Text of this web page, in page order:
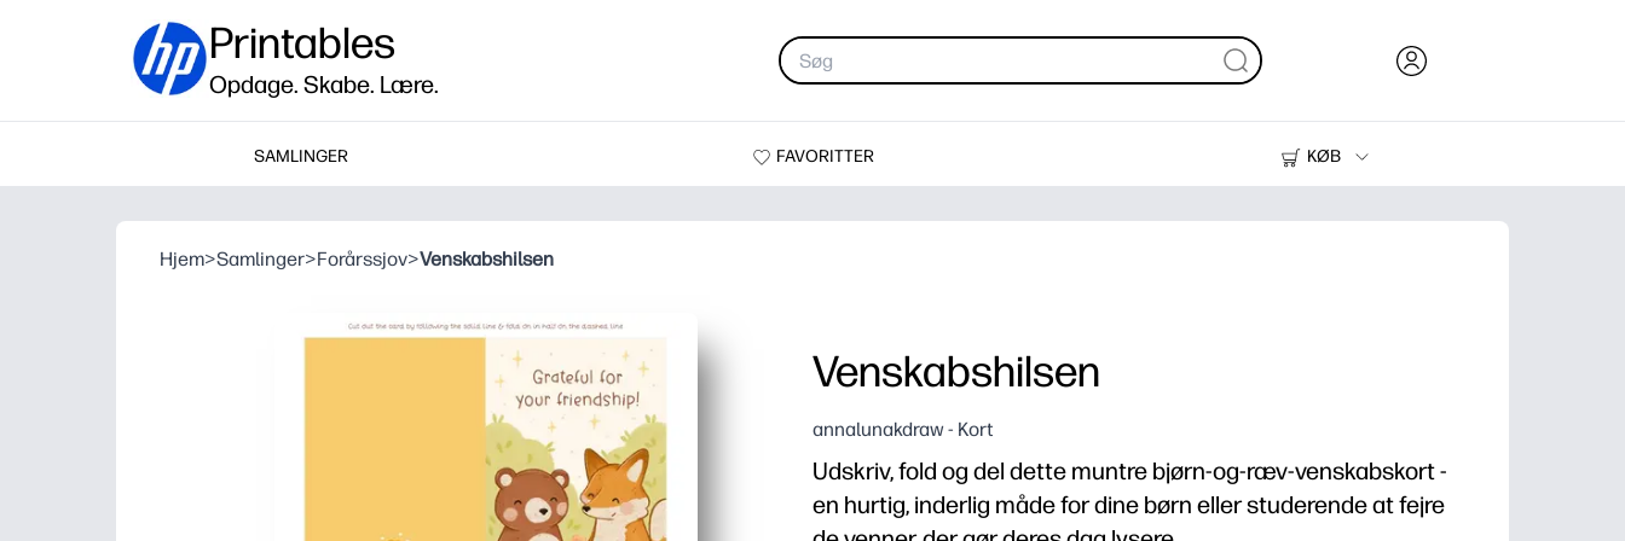
Printables
Opdage. Skabe. Lære.
SAMLINGER FAVORITTER
KØB
Printere
Hjem>Samlinger>Forårssjov>Venskabshilsen
Venskabshilsen
annalunakdraw - Kort
Udskriv, fold og del dette muntre bjørn-og-ræv-venskabskort -
en hurtig, inderlig måde for dine børn eller studerende at fejre